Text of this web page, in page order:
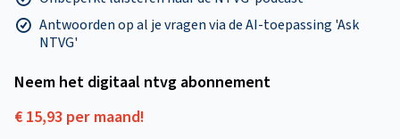
Antwoorden op al je vragen via de AI-toepassing 'Ask
NTVG'
Neem het digitaal ntvg abonnement
€ 15,93 per maand!